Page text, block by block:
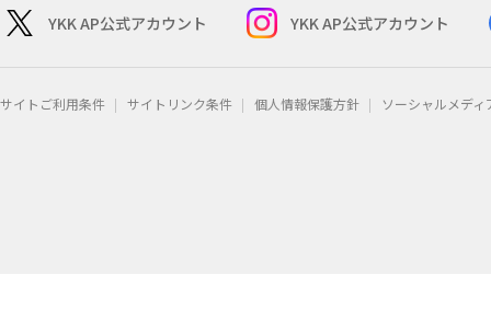
YKK AP公式アカウント YKK AP公式アカウント
サイトご利用条件 サイトリンク条件 個人情報保護方針 ソーシャルメデ